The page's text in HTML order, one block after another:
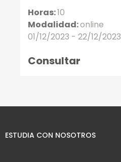
Horas:10
Modalidad:online
01/12/2023 - 22/12/2023
Consultar
ESTUDIA CON NOSOTROS